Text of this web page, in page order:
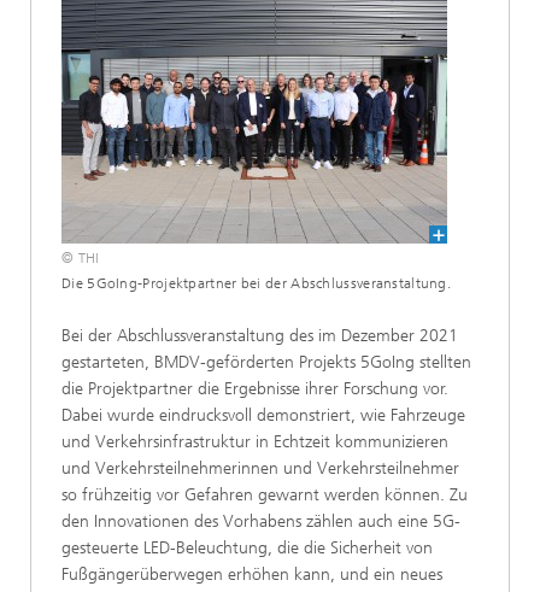
© THI
Die 5GoIng-Projektpartner bei der Abschlussveranstaltung.
Bei der Abschlussveranstaltung des im Dezember 2021
gestarteten, BMDV-geförderten Projekts 5GoIng stellten
die Projektpartner die Ergebnisse ihrer Forschung vor.
Dabei wurde eindrucksvoll demonstriert, wie Fahrzeuge
und Verkehrsinfrastruktur in Echtzeit kommunizieren
und Verkehrsteilnehmerinnen und Verkehrsteilnehmer
so frühzeitig vor Gefahren gewarnt werden können. Zu
den Innovationen des Vorhabens zählen auch eine 5G-
gesteuerte LED-Beleuchtung, die die Sicherheit von
Fußgängerüberwegen erhöhen kann, und ein neues